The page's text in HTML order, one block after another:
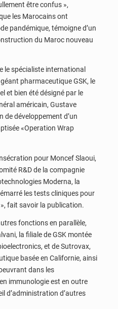
être confus »,
les Marocains ont
pandémique, témoigne d’un
du Maroc nouveau
le spécialiste international
pharmaceutique GSK, le
et bien été désigné par le
américain, Gustave
de développement d’un
«Operation Wrap
pour Moncef Slaoui,
R&D de la compagnie
Moderna, la
les tests cliniques pour
fait savoir la publication.
fonctions en parallèle,
la filiale de GSK montée
et de Sutrovax,
basée en Californie, ainsi
dans les
immunologie est en outre
d’administration d’autres